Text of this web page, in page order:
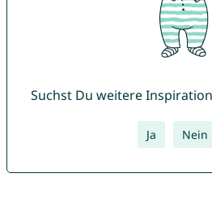
Suchst Du weitere
Ja Nein